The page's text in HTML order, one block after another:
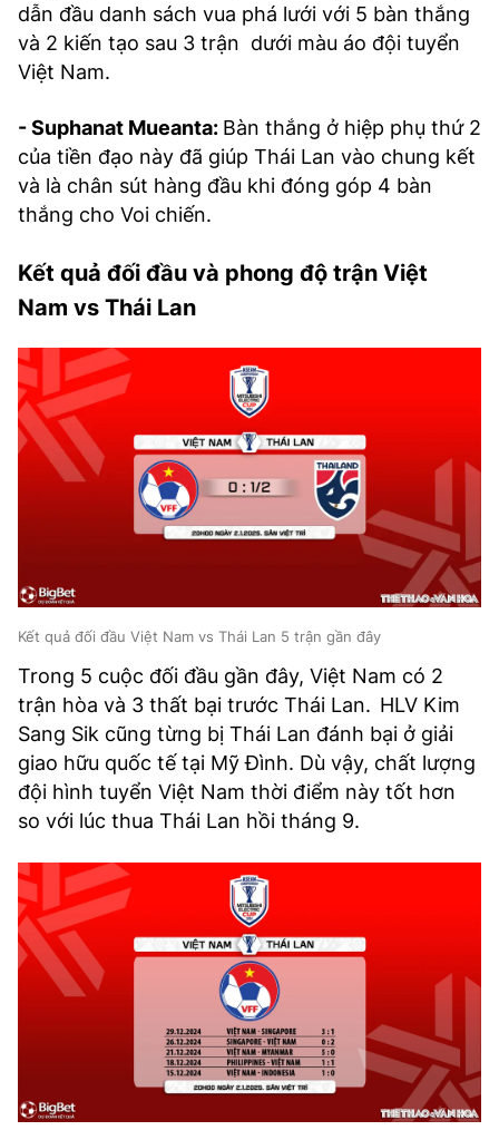
dẫn đầu danh sách vua phá lưới với 5 bàn thắng
và 2 kiến tạo sau 3 trận dưới màu áo đội tuyển
Việt Nam.
- Suphanat Mueanta: Bàn thắng ở hiệp phụ thứ 2
của tiền đạo này đã giúp Thái Lan vào chung kết
và là chân sút hàng đầu khi đóng góp 4 bàn
thắng cho Voi chiến.
Kết quả đối đầu và phong độ trận Việt
Nam vs Thái Lan
Kết quả đối đầu Việt Nam vs Thái Lan 5 trận gần đây
Trong 5 cuộc đối đầu gần đây, Việt Nam có 2
trận hòa và 3 thất bại trước Thái Lan. HLV Kim
Sang Sik cũng từng bị Thái Lan đánh bại ở giải
giao hữu quốc tế tại Mỹ Đình. Dù vậy, chất lượng
đội hình tuyển Việt Nam thời điểm này tốt hơn
so với lúc thua Thái Lan hồi tháng 9.